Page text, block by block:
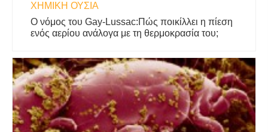
ΧΗΜΙΚΉ ΟΥΣΊΑ
Ο νόμος του Gay-Lussac:Πώς ποικίλλει η πίεση
ενός αερίου ανάλογα με τη θερμοκρασία του;